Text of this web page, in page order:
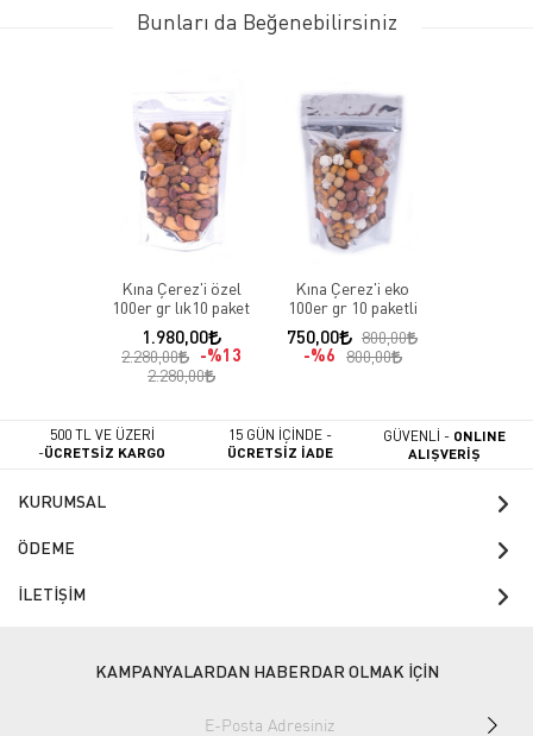
Bunları da Beğenebilirsiniz
Kına Çerez'i özel
100er gr lık10 paket
1.980,00
2.280,00
%13
2.280,00
Kına Çerez'i eko
100er gr 10 paketli
750,00
800,00
%6 800,00
500 TL VE ÜZERİ
-ÜCRETSİZ KARGO
15 GÜN İÇİNDE -
ÜCRETSİZ İADE
GÜVENLİ - ONLINE
ALIŞVERİŞ
KURUMSAL
ÖDEME
İLETİŞİM
KAMPANYALARDAN HABERDAR OLMAK İÇİN